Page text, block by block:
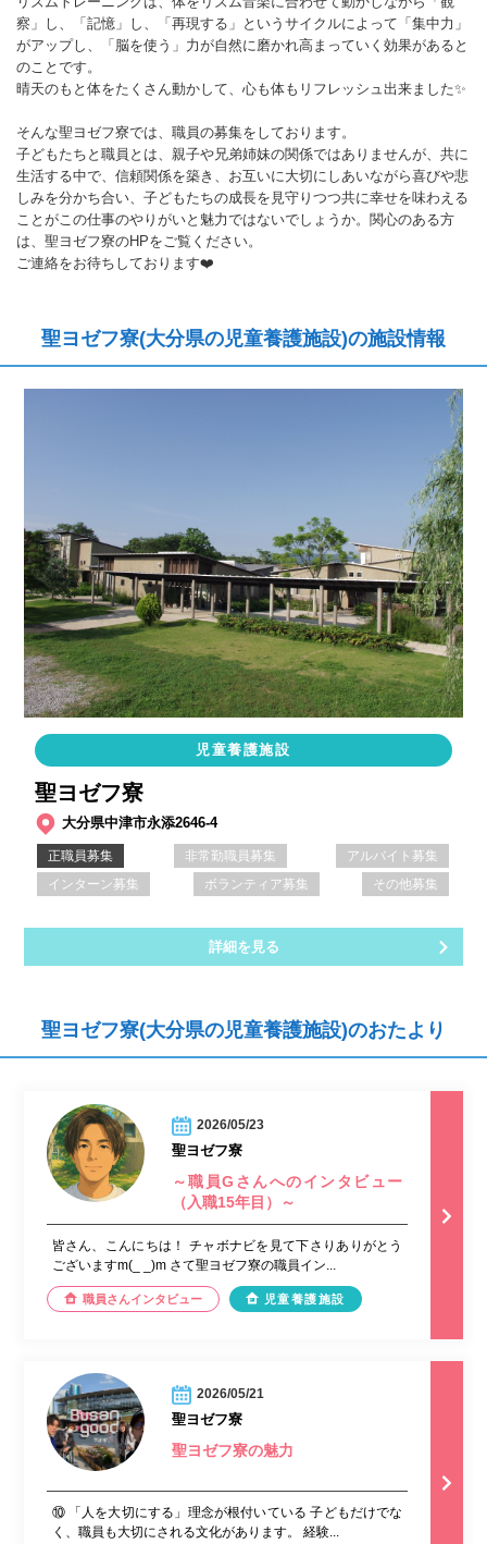
察」し、「記憶」し、「再現する」というサイクルによって「集中力」
がアップし、「脳を使う」力が自然に磨かれ高まっていく効果があると
のことです。
晴天のもと体をたくさん動かして、心も体もリフレッシュ出来ました✨
そんな聖ヨゼフ寮では、職員の募集をしております。
子どもたちと職員とは、親子や兄弟姉妹の関係ではありませんが、共に
生活する中で、信頼関係を築き、お互いに大切にしあいながら喜びや悲
しみを分かち合い、子どもたちの成長を見守りつつ共に幸せを味わえる
ことがこの仕事のやりがいと魅力ではないでしょうか。関心のある方
は、聖ヨゼフ寮のHPをご覧ください。
ご連絡をお待ちしております❤️
聖ヨゼフ寮(大分県の児童養護施設)の施設情報
児童養護施設
聖ヨゼフ寮
大分県中津市永添2646-4
正職員募集 非常勤職員募集
アルバイト募集
インターン募集
ボランティア募集 その他募集
詳細を見る
聖ヨゼフ寮(大分県の児童養護施設)のおたより
2026/05/23
聖ヨゼフ寮
～職員Gさんへのインタビュー
（入職15年目）～
皆さん、こんにちは！ チャボナビを見て下さりありがとう
ございますm(_ _)m さて聖ヨゼフ寮の職員イン...
職員さんインタビュー 児童養護施設
2026/05/21
聖ヨゼフ寮
聖ヨゼフ寮の魅力
⑩ 「人を大切にする」理念が根付いている 子どもだけでな
く、職員も大切にされる文化があります。 経験...